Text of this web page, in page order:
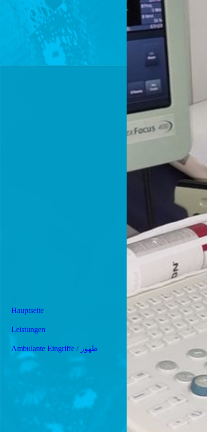
Hauptseite
Leistungen
Ambulante Eingriffe / طهور